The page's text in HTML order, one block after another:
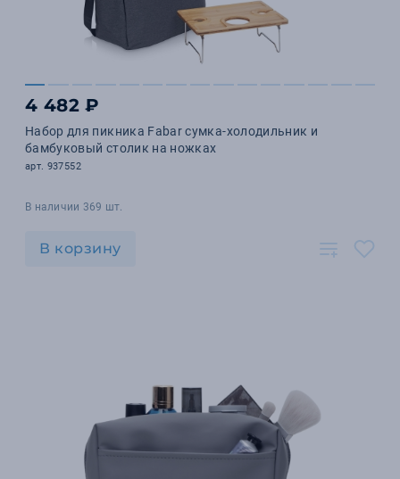
4 482 ₽
Набор для пикника Fabar сумка-холодильник и
бамбуковый столик на ножках
арт. 937552
В наличии 369 шт.
В корзину